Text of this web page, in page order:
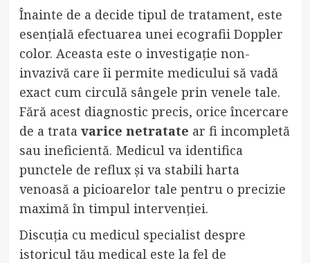
Înainte de a decide tipul de tratament, este
esențială efectuarea unei ecografii Doppler
color. Aceasta este o investigație non-
invazivă care îi permite medicului să vadă
exact cum circulă sângele prin venele tale.
Fără acest diagnostic precis, orice încercare
de a trata varice netratate ar fi incompletă
sau ineficientă. Medicul va identifica
punctele de reflux și va stabili harta
venoasă a picioarelor tale pentru o precizie
maximă în timpul intervenției.
Discuția cu medicul specialist despre
istoricul tău medical este la fel de